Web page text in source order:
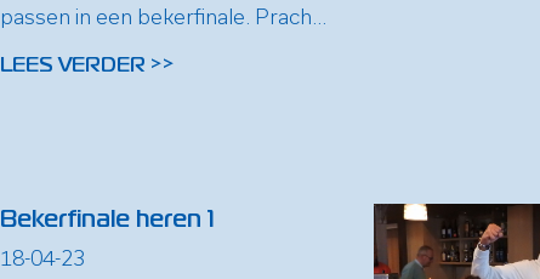
passen in een bekerfinale. Prach...
LEES VERDER >>
Bekerfinale heren 1
18-04-23